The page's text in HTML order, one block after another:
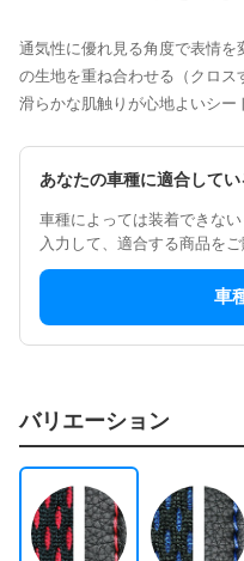
通気性に優れ見る角度で表情
の生地を重ね合わせる（クロ
滑らかな肌触りが心地よいシー
あなたの車種に適合して
車種によっては装着できな
入力して、適合する商品をご
車
バリエーション